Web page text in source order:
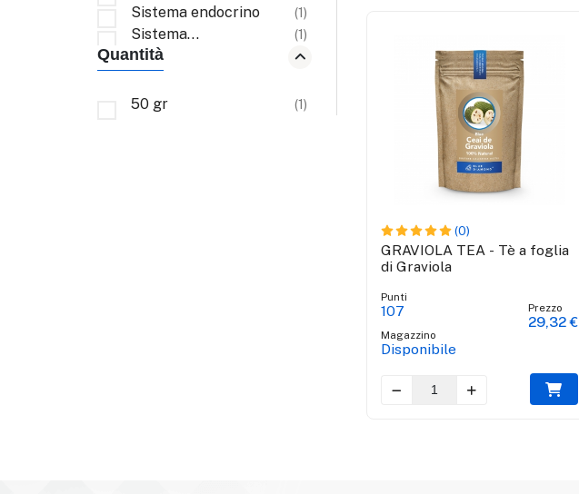
Sistema endocrino (1)
Sistema
respiratorio
(1)
Quantità
50 gr (1)
(0)
GRAVIOLA TEA - Tè a foglia
di Graviola
Punti
107
Magazzino
Disponibile
Prezzo
29,32 €